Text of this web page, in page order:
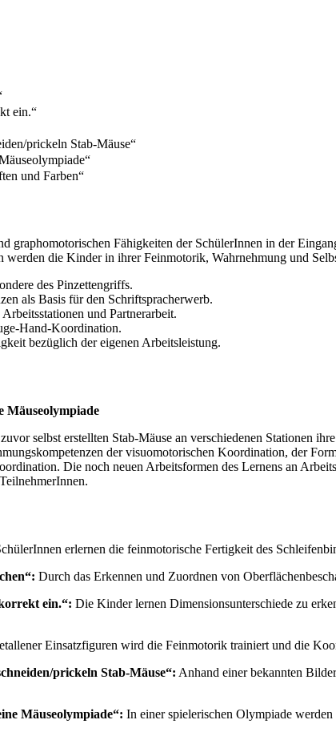
ein.“
prickeln Stab-Mäuse“
und Farben“
graphomotorischen Fähigkeiten der SchülerInnen in der
die Kinder in ihrer Feinmotorik, Wahrnehmung und
des Pinzettengriffs.
als Basis für den Schriftspracherwerb.
und Partnerarbeit.
Hand-Koordination.
bezüglich der eigenen Arbeitsleistung.
Mäuseolympiade
selbst erstellten Stab-Mäuse an verschiedenen Stationen
der visuomotorischen Koordination, der
Die noch neuen Arbeitsformen des Lernens an
erlernen die feinmotorische Fertigkeit des
Durch das Erkennen und Zuordnen von
ein.“: Die Kinder lernen Dimensionsunterschiede zu
Einsatzfiguren wird die Feinmotorik trainiert und die
prickeln Stab-Mäuse“: Anhand einer bekannten
Mäuseolympiade“: In einer spielerischen Olympiade